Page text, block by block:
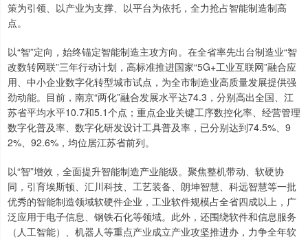
策为引领、以产业为支撑、以平台为依托，全力抢占智能制造制高
点。
以“智”定向，始终锚定智能制造主攻方向。在全省率先出台制造业“智
改数转网联”三年行动计划，高标准推进国家“5G+工业互联网”融合应
用、中小企业数字化转型城市试点，为全市制造业高质量发展提供强
劲动能。目前，南京“两化”融合发展水平达74.3，分别高出全国、江
苏省平均水平10.7和5.1个点；重点企业关键工序数控化率、经营管理
数字化普及率、数字化研发设计工具普及率，已分别达到74.5%、9
2%、92.6%，均位居江苏省前列。
以“智”增效，全面提升智能制造产业能级。聚焦整机带动、软硬协
同，引育埃斯顿、汇川科技、工艺装备、朗坤智慧、科远智慧等一批
优秀的智能制造领域软硬件企业，工业软件规模占全省四成以上，广
泛应用于电子信息、钢铁石化等领域。此外，还围绕软件和信息服务
（人工智能）、机器人等重点产业成立产业攻坚推进办，力争全年软
上证综指 3900.35 +21.92 +0.57%